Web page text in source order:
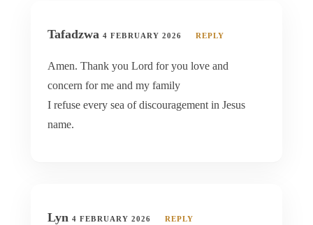
Tafadzwa 4 FEBRUARY 2026 REPLY
Amen. Thank you Lord for you love and
concern for me and my family
I refuse every sea of discouragement in Jesus
name.
Lyn 4 FEBRUARY 2026 REPLY